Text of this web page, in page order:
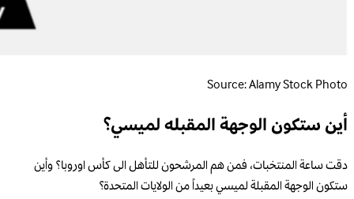
Source: Alamy Stock Photo
أين ستكون الوجهة المقبله لميسي؟
دقت ساعة المنتخبات، فمن هم المرشحون للتأهل الى كأس اوروبا؟ وأين
ستكون الوجهة المقبلة لميسي بعيداً من الولايات المتحدة؟